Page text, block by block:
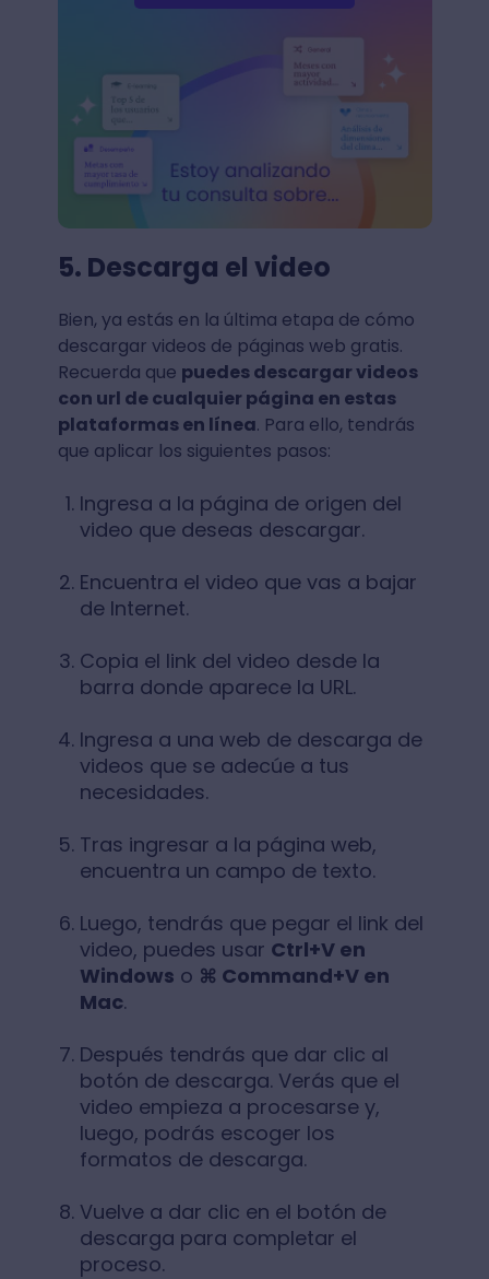
5. Descarga el video
Bien, ya estás en la última etapa de cómo
descargar videos de páginas web gratis.
Recuerda que puedes descargar videos
con url de cualquier página en estas
plataformas en línea. Para ello, tendrás
que aplicar los siguientes pasos:
Ingresa a la página de origen del
video que deseas descargar.
Encuentra el video que vas a bajar
de Internet.
Copia el link del video desde la
barra donde aparece la URL.
Ingresa a una web de descarga de
videos que se adecúe a tus
necesidades.
Tras ingresar a la página web,
encuentra un campo de texto.
Luego, tendrás que pegar el link del
video, puedes usar Ctrl+V en
Windows o ⌘ Command+V en
Mac.
Después tendrás que dar clic al
botón de descarga. Verás que el
video empieza a procesarse y,
luego, podrás escoger los
formatos de descarga.
Vuelve a dar clic en el botón de
descarga para completar el
proceso.